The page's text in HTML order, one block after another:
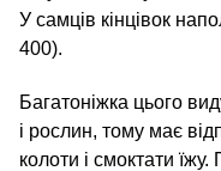
У самців кінцівок
400).
Багатоніжка цього
і рослин, тому має
колоти і смоктати